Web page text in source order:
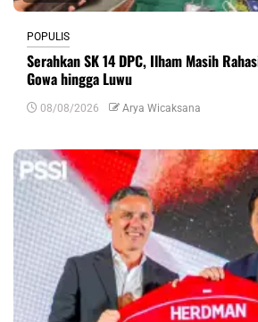
POPULIS
Serahkan SK 14 DPC, Ilham Masih
Gowa hingga Luwu
08/08/2026 Arya Wicaksana